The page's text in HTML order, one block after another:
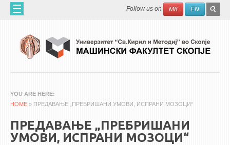
Skip to main content Search
Follow us on МК EN
ABOUT US
60 YEARS MF
ORGANIZATION
SCIENTIFIC ACTIVITIES
APPLIED ACTIVITES
YOU ARE HERE
HOME » ПРЕДАВАЊЕ „ПРЕБРИШАНИ УМОВИ, ИСПРАНИ МОЗОЦИ“
ПРЕДАВАЊЕ „ПРЕБРИШАНИ
УМОВИ, ИСПРАНИ МОЗОЦИ“